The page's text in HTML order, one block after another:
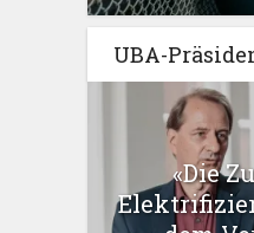
UBA-
«Die